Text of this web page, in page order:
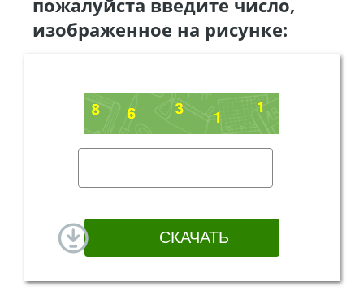
пожалуйста введите число,
изображенное на рисунке: